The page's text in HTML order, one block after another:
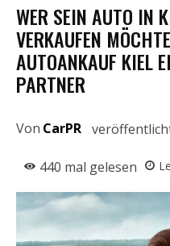
WER SEIN AUTO IN
VERKAUFEN
AUTOANKAUF KIEL
PARTNER
Von CarPR
440 mal gelesen